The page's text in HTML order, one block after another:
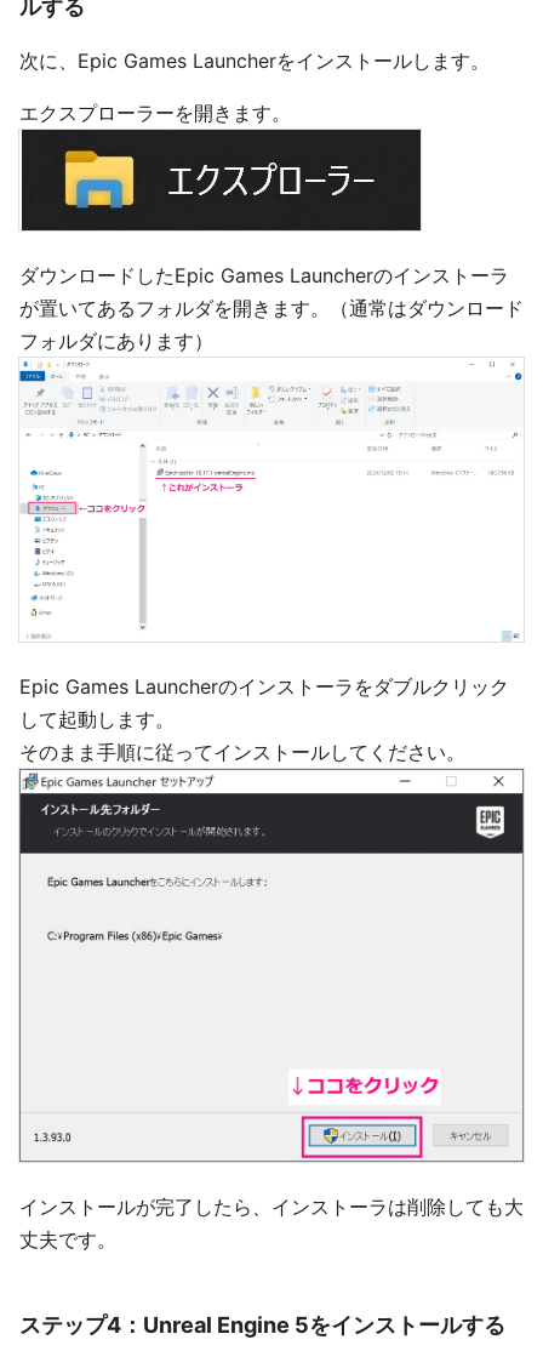
ルする
次に、Epic Games Launcherをインストールします。
エクスプローラーを開きます。
ダウンロードしたEpic Games Launcherのインストーラ
が置いてあるフォルダを開きます。（通常はダウンロード
フォルダにあります）
Epic Games Launcherのインストーラをダブルクリック
して起動します。
そのまま手順に従ってインストールしてください。
インストールが完了したら、インストーラは削除しても大
丈夫です。
ステップ4：Unreal Engine 5をインストールする